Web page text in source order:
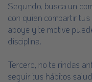
Segundo, busca un
con quien compartir
apoye y te motive
disciplina.
Tercero, no te rindas
seguir tus hábitos